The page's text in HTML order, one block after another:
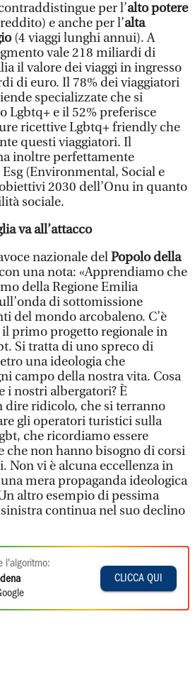
per l’alto potere
e anche per l’alta
(4 viaggi lunghi annui). A
vale 218 miliardi di
il valore dei viaggi in ingresso
di euro. Il 78% dei viaggiatori
specializzate che si
Lgbtq+ e il 52% preferisce
ricettive Lgbtq+ friendly che
questi viaggiatori. Il
inoltre perfettamente
(Environmental, Social e
2030 dell’Onu in quanto
sociale.
va all’attacco
nazionale delPopolo della
una nota: «Apprendiamo che
della Regione Emilia
di sottomissione
del mondo arcobaleno. C’è
primo progetto regionale in
Si tratta di uno spreco di
una ideologia che
campo della nostra vita. Cosa
i nostri albergatori? È
dire ridicolo, che si terranno
gli operatori turistici sulla
che ricordiamo essere
che non hanno bisogno di corsi
Non vi è alcuna eccellenza in
mera propaganda ideologica
altro esempio di pessima
continua nel suo declino
l'algoritmo:
CLICCA QUI